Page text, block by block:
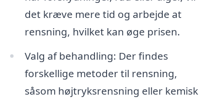
det kræve mere tid og arbejde at
rensning, hvilket kan øge prisen.
Valg af behandling: Der findes
forskellige metoder til rensning,
såsom højtryksrensning eller kemisk